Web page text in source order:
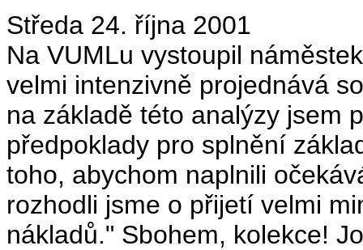
Středa 24. října 2001
Na VUMLu vystoupil
velmi intenzivně projednává
na základě této analýzy jsem
předpoklady pro splnění
toho, abychom naplnili
rozhodli jsme o přijetí velmi
nákladů." Sbohem, kolekce!